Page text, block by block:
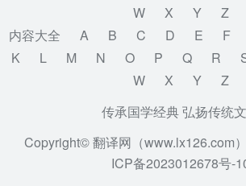
W
X Y
Z
内容大全
A B C D E F
K
L M N O P Q R
W
X Y
Z
传承国学经典 弘扬传统
Copyright© 翻译网（www.lx126.com
ICP备2023012678号-